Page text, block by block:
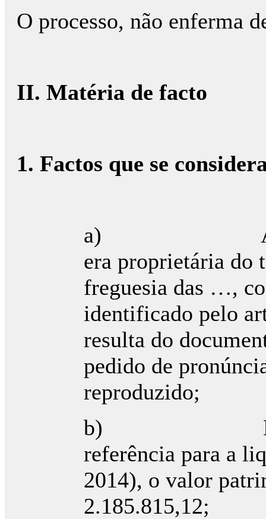
O processo, não enferma
II. Matéria de facto
1. Factos que se
a) A
era proprietária do
freguesia das …,
identificado pelo
resulta do
pedido de
reproduzido;
b) Este
referência para a
2014), o valor
2.185.815,12;